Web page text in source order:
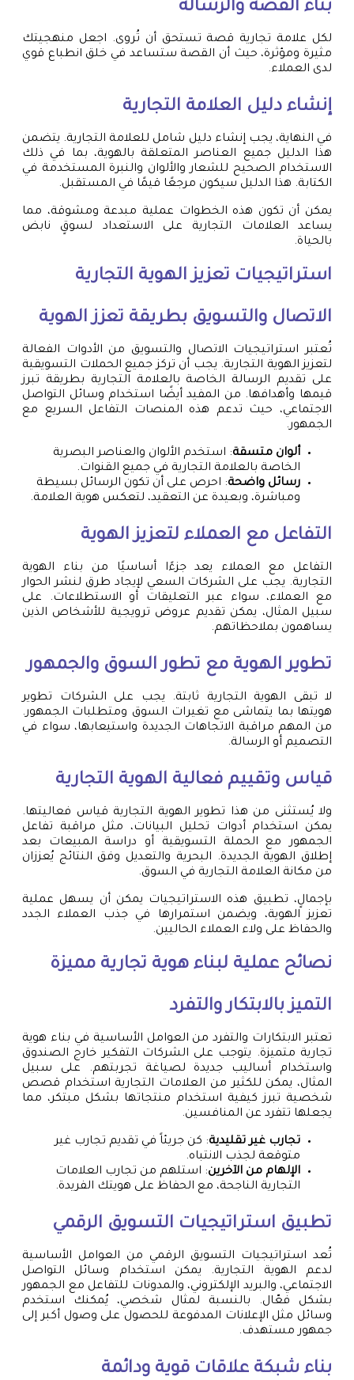
بناء القصة والرسالة
لكل علامة تجارية قصة تستحق أن تُروى. اجعل منهجيتك
مثيرة ومؤثرة، حيث أن القصة ستساعد في خلق انطباع قوي
لدى العملاء.
إنشاء دليل العلامة التجارية
في النهاية، يجب إنشاء دليل شامل للعلامة التجارية. يتضمن
هذا الدليل جميع العناصر المتعلقة بالهوية، بما في ذلك
الاستخدام الصحيح للشعار والألوان والنبرة المستخدمة في
الكتابة. هذا الدليل سيكون مرجعًا قيمًا في المستقبل.
يمكن أن تكون هذه الخطوات عملية مبدعة ومشوقة، مما
يساعد العلامات التجارية على الاستعداد لسوقٍ نابض
بالحياة.
استراتيجيات تعزيز الهوية التجارية
الاتصال والتسويق بطريقة تعزز الهوية
تُعتبر استراتيجيات الاتصال والتسويق من الأدوات الفعالة
لتعزيز الهوية التجارية. يجب أن تركز جميع الحملات التسويقية
على تقديم الرسالة الخاصة بالعلامة التجارية بطريقة تبرز
قيمها وأهدافها. من المفيد أيضًا استخدام وسائل التواصل
الاجتماعي، حيث تدعم هذه المنصات التفاعل السريع مع
الجمهور.
ألوان متسقة: استخدم الألوان والعناصر البصرية
الخاصة بالعلامة التجارية في جميع القنوات.
رسائل واضحة: احرص على أن تكون الرسائل بسيطة
ومباشرة، وبعيدة عن التعقيد، لتعكس هوية العلامة.
التفاعل مع العملاء لتعزيز الهوية
التفاعل مع العملاء يعد جزءًا أساسيًا من بناء الهوية
التجارية. يجب على الشركات السعي لإيجاد طرق لنشر الحوار
مع العملاء، سواء عبر التعليقات أو الاستطلاعات. على
سبيل المثال، يمكن تقديم عروض ترويجية للأشخاص الذين
يساهمون بملاحظاتهم.
تطوير الهوية مع تطور السوق والجمهور
لا تبقى الهوية التجارية ثابتة. يجب على الشركات تطوير
هويتها بما يتماشى مع تغيرات السوق ومتطلبات الجمهور.
من المهم مراقبة الاتجاهات الجديدة واستيعابها، سواء في
التصميم أو الرسالة.
قياس وتقييم فعالية الهوية التجارية
ولا يُستثنى من هذا تطوير الهوية التجارية قياس فعاليتها.
يمكن استخدام أدوات تحليل البيانات، مثل مراقبة تفاعل
الجمهور مع الحملة التسويقية أو دراسة المبيعات بعد
إطلاق الهوية الجديدة. البحرية والتعديل وفق النتائج يُعززان
من مكانة العلامة التجارية في السوق.
بإجمالٍ، تطبيق هذه الاستراتيجيات يمكن أن يسهل عملية
تعزيز الهوية، ويضمن استمرارها في جذب العملاء الجدد
والحفاظ على ولاء العملاء الحاليين.
نصائح عملية لبناء هوية تجارية مميزة
التميز بالابتكار والتفرد
تعتبر الابتكارات والتفرد من العوامل الأساسية في بناء هوية
تجارية متميزة. يتوجب على الشركات التفكير خارج الصندوق
واستخدام أساليب جديدة لصياغة تجربتهم. على سبيل
المثال، يمكن للكثير من العلامات التجارية استخدام قصص
شخصية تبرز كيفية استخدام منتجاتها بشكل مبتكر، مما
يجعلها تتفرد عن المنافسين.
تجارب غير تقليدية: كن جريئاً في تقديم تجارب غير
متوقعة لجذب الانتباه.
الإلهام من الآخرين: استلهم من تجارب العلامات
التجارية الناجحة، مع الحفاظ على هويتك الفريدة.
تطبيق استراتيجيات التسويق الرقمي
تُعد استراتيجيات التسويق الرقمي من العوامل الأساسية
لدعم الهوية التجارية. يمكن استخدام وسائل التواصل
الاجتماعي، والبريد الإلكتروني، والمدونات للتفاعل مع الجمهور
بشكل فعّال. بالنسبة لمثال شخصي، يُمكنك استخدم
وسائل مثل الإعلانات المدفوعة للحصول على وصول أكبر إلى
جمهور مستهدف.
بناء شبكة علاقات قوية ودائمة